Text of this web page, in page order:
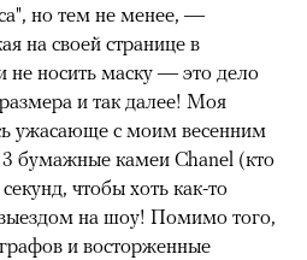
но тем не менее, —
на своей странице в
не носить маску — это дело
и так далее! Моя
ужасающе с моим весенним
бумажные камеи Chanel (кто
чтобы хоть как-то
на шоу! Помимо того,
и восторженные